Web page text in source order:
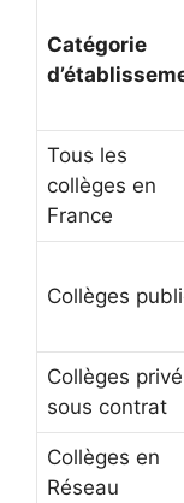
Catégorie
Tous les
collèges en
France
Collèges
Collèges
sous contrat
Collèges en
Réseau